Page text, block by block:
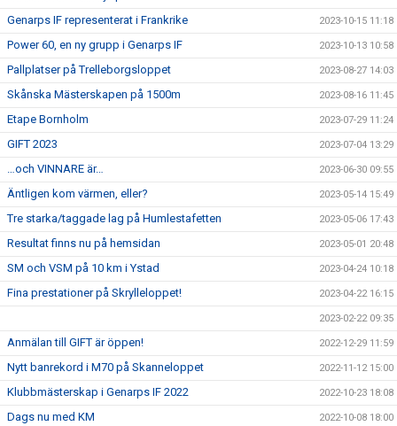
Genarps IF representerat i Frankrike 2023-10-15 11:18
Power 60, en ny grupp i Genarps IF 2023-10-13 10:58
Pallplatser på Trelleborgsloppet 2023-08-27 14:03
Skånska Mästerskapen på 1500m 2023-08-16 11:45
Etape Bornholm 2023-07-29 11:24
GIFT 2023 2023-07-04 13:29
…och VINNARE är… 2023-06-30 09:55
Äntligen kom värmen, eller? 2023-05-14 15:49
Tre starka/taggade lag på Humlestafetten 2023-05-06 17:43
Resultat finns nu på hemsidan 2023-05-01 20:48
SM och VSM på 10 km i Ystad 2023-04-24 10:18
Fina prestationer på Skrylleloppet! 2023-04-22 16:15
2023-02-22 09:35
Anmälan till GIFT är öppen! 2022-12-29 11:59
Nytt banrekord i M70 på Skanneloppet 2022-11-12 15:00
Klubbmästerskap i Genarps IF 2022 2022-10-23 18:08
Dags nu med KM 2022-10-08 18:00